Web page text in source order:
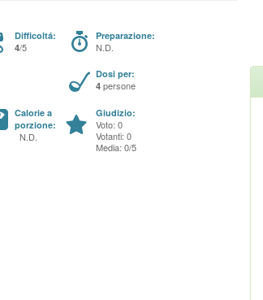
Difficoltá:
4/5
Preparazione:
N.D.
Dosi per:
4 persone
Calorie a
porzione:
N.D.
Giudizio:
Voto: 0
Votanti: 0
Media: 0/5